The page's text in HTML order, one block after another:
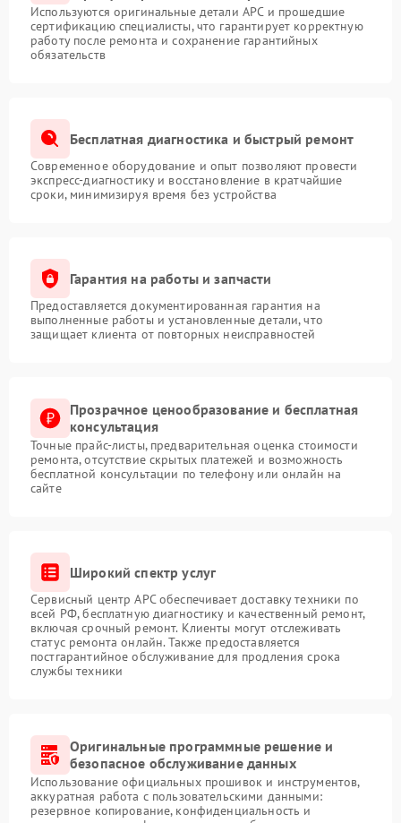
Используются оригинальные детали APC и прошедшие
сертификацию специалисты, что гарантирует корректную
работу после ремонта и сохранение гарантийных
обязательств
Бесплатная диагностика и быстрый ремонт
Современное оборудование и опыт позволяют провести
экспресс-диагностику и восстановление в кратчайшие
сроки, минимизируя время без устройства
Гарантия на работы и запчасти
Предоставляется документированная гарантия на
выполненные работы и установленные детали, что
защищает клиента от повторных неисправностей
Прозрачное ценообразование и бесплатная
консультация
Точные прайс-листы, предварительная оценка стоимости
ремонта, отсутствие скрытых платежей и возможность
бесплатной консультации по телефону или онлайн на
сайте
Широкий спектр услуг
Сервисный центр APC обеспечивает доставку техники по
всей РФ, бесплатную диагностику и качественный ремонт,
включая срочный ремонт. Клиенты могут отслеживать
статус ремонта онлайн. Также предоставляется
постгарантийное обслуживание для продления срока
службы техники
Оригинальные программные решение и
безопасное обслуживание данных
Использование официальных прошивок и инструментов,
аккуратная работа с пользовательскими данными:
резервное копирование, конфиденциальность и